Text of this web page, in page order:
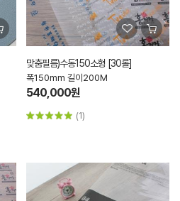
맞춤필름)수동150소형 [30롤]
폭150mm 길이200M
540,000원
(1)